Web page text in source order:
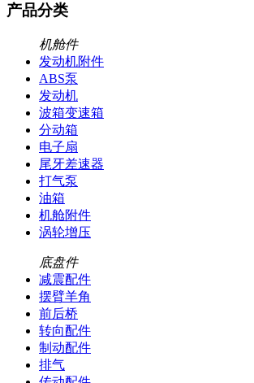
产品分类
机舱件
发动机附件
ABS泵
发动机
波箱变速箱
分动箱
电子扇
尾牙差速器
打气泵
油箱
机舱附件
涡轮增压
底盘件
减震配件
摆臂羊角
前后桥
转向配件
制动配件
排气